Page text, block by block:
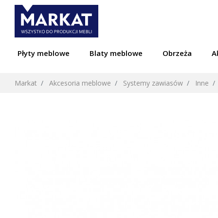
Płyty meblowe Blaty meblowe Obrzeża
Markat Akcesoria meblowe Systemy zawiasów Inne